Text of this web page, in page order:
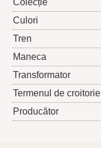
Culori
Tren
Maneca
Transformator
Termenul de croitorie
Producător